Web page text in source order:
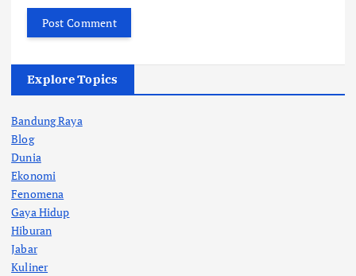
Explore Topics
Bandung Raya
Blog
Dunia
Ekonomi
Fenomena
Gaya Hidup
Hiburan
Jabar
Kuliner